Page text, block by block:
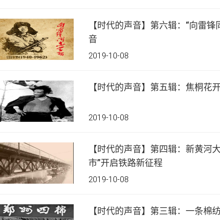
【时代的声音】第六辑：“向雷
音
2019-10-08
【时代的声音】第五辑：焦桐花
2019-10-08
【时代的声音】第四辑：新黄河
市”开启铁路新征程
2019-10-08
【时代的声音】第三辑：一条棉